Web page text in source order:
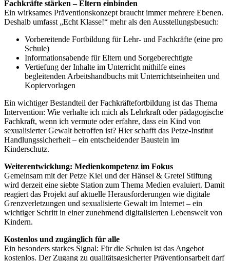
Fachkräfte stärken – Eltern einbinden
Ein wirksames Präventionskonzept braucht immer mehrere Ebenen.
Deshalb umfasst „Echt Klasse!“ mehr als den Ausstellungsbesuch:
Vorbereitende Fortbildung für Lehr- und Fachkräfte (eine pro
Schule)
Informationsabende für Eltern und Sorgeberechtigte
Vertiefung der Inhalte im Unterricht mithilfe eines
begleitenden Arbeitshandbuchs mit Unterrichtseinheiten und
Kopiervorlagen
Ein wichtiger Bestandteil der Fachkräftefortbildung ist das Thema
Intervention: Wie verhalte ich mich als Lehrkraft oder pädagogische
Fachkraft, wenn ich vermute oder erfahre, dass ein Kind von
sexualisierter Gewalt betroffen ist? Hier schafft das Petze-Institut
Handlungssicherheit – ein entscheidender Baustein im
Kinderschutz.
Weiterentwicklung: Medienkompetenz im Fokus
Gemeinsam mit der Petze Kiel und der Hänsel & Gretel Stiftung
wird derzeit eine siebte Station zum Thema Medien evaluiert. Damit
reagiert das Projekt auf aktuelle Herausforderungen wie digitale
Grenzverletzungen und sexualisierte Gewalt im Internet – ein
wichtiger Schritt in einer zunehmend digitalisierten Lebenswelt von
Kindern.
Kostenlos und zugänglich für alle
Ein besonders starkes Signal: Für die Schulen ist das Angebot
kostenlos. Der Zugang zu qualitätsgesicherter Präventionsarbeit darf